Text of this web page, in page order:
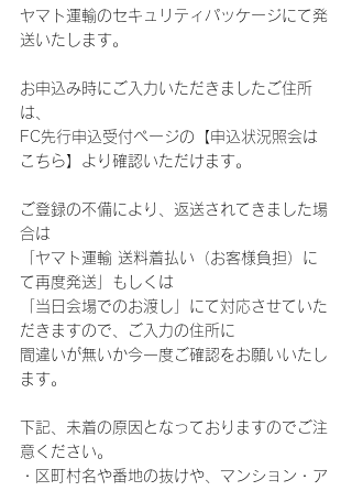
ヤマト運輸のセキュリティパッケージにて発
送いたします。
お申込み時にご入力いただきましたご住所
は、
FC先行申込受付ページの【申込状況照会は
こちら】より確認いただけます。
ご登録の不備により、返送されてきました場
合は
「ヤマト運輸 送料着払い（お客様負担）に
て再度発送」もしくは
「当日会場でのお渡し」にて対応させていた
だきますので、ご入力の住所に
間違いが無いか今一度ご確認をお願いいたし
ます。
下記、未着の原因となっておりますのでご注
意ください。
・区町村名や番地の抜けや、マンション・ア